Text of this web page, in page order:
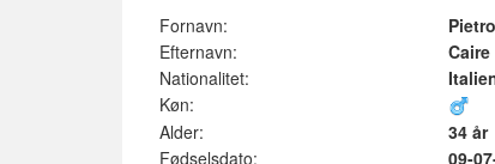
Fornavn:
Pietro
Efternavn:
Caire
Nationalitet:
Køn:
Alder:
34 år
Fødselsdato:
09-